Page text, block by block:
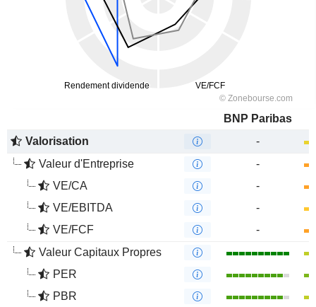
BNP Paribas
Valorisation
-
Valeur d'Entreprise
-
VE/CA
-
VE/EBITDA
-
VE/FCF
-
Valeur Capitaux Propres
PER
PBR